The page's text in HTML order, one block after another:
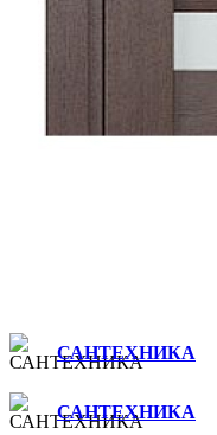
САНТЕХНИКА
САНТЕХНИКА